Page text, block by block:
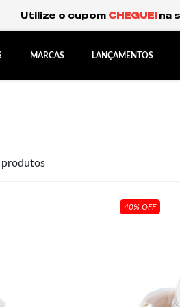
MARCAS LANÇAMENTOS
produtos
40% OFF